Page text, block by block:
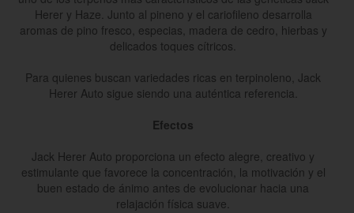
Herer y Haze. Junto al pineno y el cariofileno desarrolla
aromas de pino fresco, especias, madera de cedro, hierbas y
delicados toques cítricos.
Para quienes buscan variedades ricas en terpinoleno, Jack
Herer Auto sigue siendo una auténtica referencia.
Efectos
Jack Herer Auto proporciona un efecto alegre, creativo y
estimulante que favorece la concentración, la motivación y el
buen estado de ánimo antes de evolucionar hacia una
relajación física suave.